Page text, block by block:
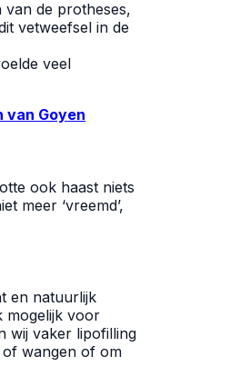
van de protheses,
vetweefsel in de
veel
van Goyen
ook haast niets
meer ‘vreemd’,
en natuurlijk
mogelijk voor
wij vaker lipofilling
wangen of om